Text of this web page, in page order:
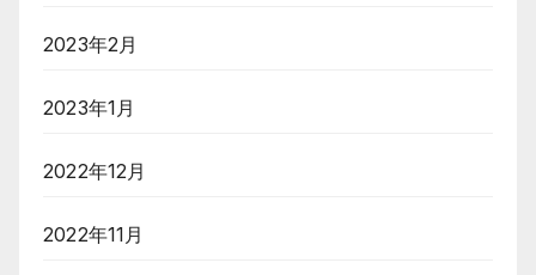
2023年2月
2023年1月
2022年12月
2022年11月